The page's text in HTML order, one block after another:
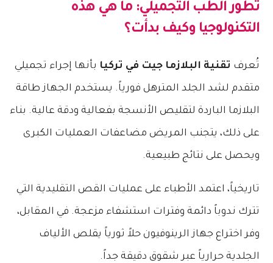
​تطور الطب التجميلي: ما هي هذه
التكنولوجيا وكيف بدأت؟
​تُعرف تقنية البلازما جيت في تركيا بأنها إجراء تجميلي
متقدم لشد الجلد المترهل فورياً. يستخدم الجهاز طاقة
البلازما الباردة لتقليص الأنسجة بفعالية ودقة عالية. بناء
على ذلك، يتجنب المريض مضاعفات العمليات الكبرى
ويحصل على نتائج طبيعية.
​تاريخياً، اعتمد الأطباء على عمليات القص التقليدية التي
تترك ندوباً دائمة وفترات استشفاء مزعجة. في المقابل،
وفر اختراع جهاز الرينوفيون حلاً ثورياً يقلص الألياف
الجلدية حرارياً عبر شقوق دقيقة جداً.